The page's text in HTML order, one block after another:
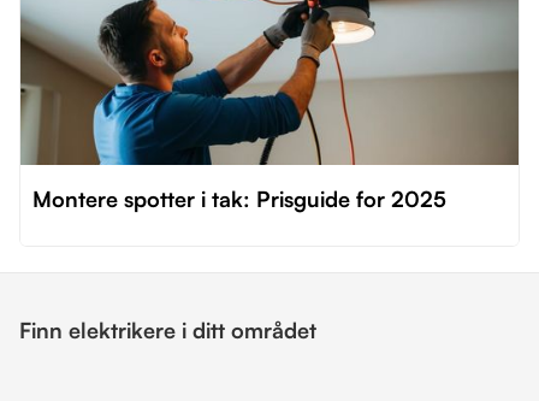
Montere spotter i tak: Prisguide for 2025
Finn elektrikere i ditt området